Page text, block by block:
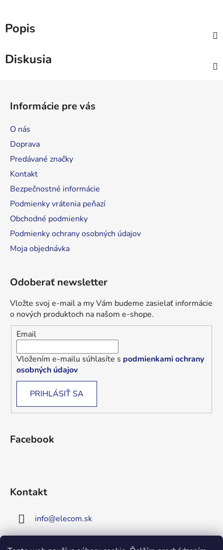
Popis
Diskusia
Informácie pre vás
O nás
Doprava
Predávané značky
Kontakt
Bezpečnostné informácie
Podmienky vrátenia peňazí
Obchodné podmienky
Podmienky ochrany osobných údajov
Moja objednávka
Odoberať newsletter
Vložte svoj e-mail a my Vám budeme zasielať informácie
o nových produktoch na našom e-shope.
Email
Vložením e-mailu súhlasíte s podmienkami ochrany
osobných údajov
PRIHLÁSIŤ SA
Facebook
Kontakt
info@elecom.sk